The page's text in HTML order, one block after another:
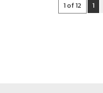
1 of 12 1